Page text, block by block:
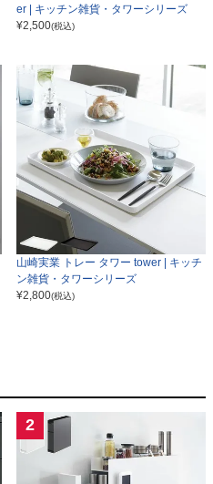
er | キッチン雑貨・タワーシリーズ
¥2,500(税込)
山崎実業 トレー タワー tower | キッチ
ン雑貨・タワーシリーズ
¥2,800(税込)
2